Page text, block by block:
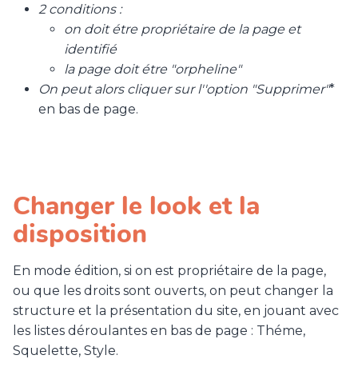
2 conditions :
on doit étre propriétaire de la page et
identifié
la page doit étre "orpheline"
On peut alors cliquer sur l''option "Supprimer"*
en bas de page.
Changer le look et la
disposition
En mode édition, si on est propriétaire de la page,
ou que les droits sont ouverts, on peut changer la
structure et la présentation du site, en jouant avec
les listes déroulantes en bas de page : Théme,
Squelette, Style.